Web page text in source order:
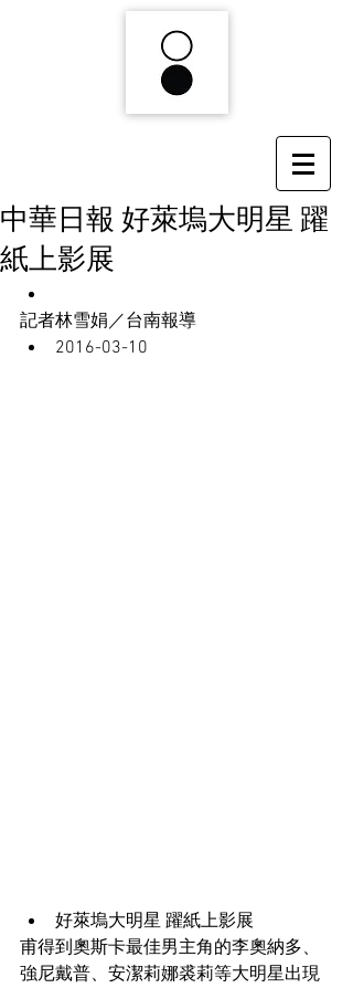
中華日報 好萊塢大明星 躍
紙上影展
記者林雪娟／台南報導
2016-03-10
好萊塢大明星 躍紙上影展
甫得到奧斯卡最佳男主角的李奧納多、
強尼戴普、安潔莉娜裘莉等大明星出現